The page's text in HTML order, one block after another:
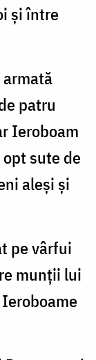
şi între
patru
Ieroboam
sute de
aleşi şi
pe vârfui
munţii lui